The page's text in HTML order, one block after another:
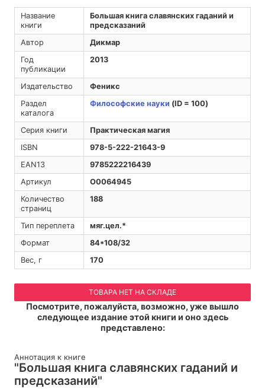
Название
книги
Большая книга славянских гаданий и
предсказаний
Автор
Дикмар
Год
публикации
2013
Издательство
Феникс
Раздел
каталога
Философские науки (ID = 100)
Серия книги
Практическая магия
ISBN
978-5-222-21643-9
EAN13
9785222216439
Артикул
O0064945
Количество
страниц
188
Тип переплета
мяг.цел.*
Формат
84*108/32
Вес, г
170
ТОВАРА НЕТ НА СКЛАДЕ
Посмотрите, пожалуйста, возможно, уже вышло
следующее издание этой книги и оно здесь
представлено:
Аннотация к книге
"Большая книга славянских гаданий и
предсказаний"